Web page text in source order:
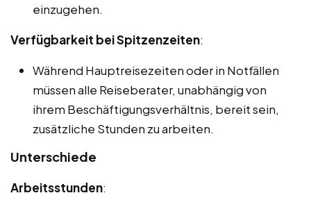
einzugehen.
Verfügbarkeit bei Spitzenzeiten:
Während Hauptreisezeiten oder in Notfällen
müssen alle Reiseberater, unabhängig von
ihrem Beschäftigungsverhältnis, bereit sein,
zusätzliche Stunden zu arbeiten.
Unterschiede
Arbeitsstunden: